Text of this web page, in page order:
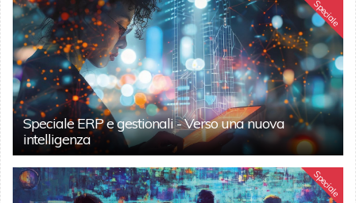
Speciale
Speciale ERP e gestionali - Verso una nuova
intelligenza
Speciale